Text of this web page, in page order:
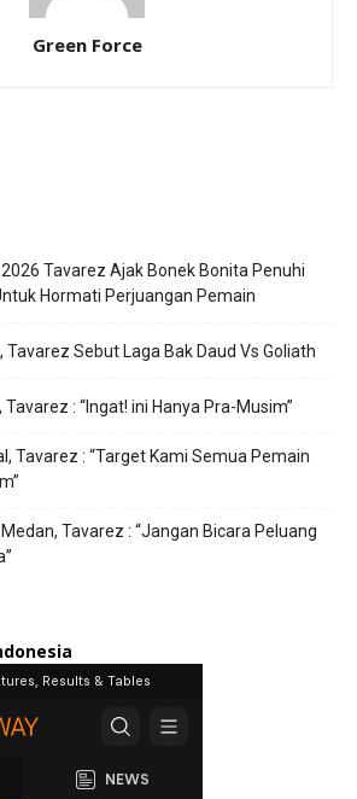
Green Force
Tavarez Ajak Bonek Bonita Penuhi
Hormati Perjuangan Pemain
Tavarez Sebut Laga Bak Daud Vs Goliath
: “Ingat! ini Hanya Pra-Musim”
Tavarez : “Target Kami Semua Pemain
Tavarez : “Jangan Bicara Peluang